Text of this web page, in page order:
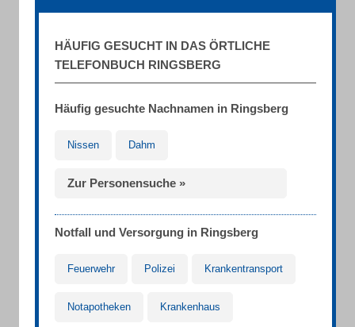
HÄUFIG GESUCHT IN DAS ÖRTLICHE
TELEFONBUCH RINGSBERG
Häufig gesuchte Nachnamen in Ringsberg
Nissen Dahm
Zur Personensuche »
Notfall und Versorgung in Ringsberg
Feuerwehr Polizei Krankentransport
Notapotheken Krankenhaus